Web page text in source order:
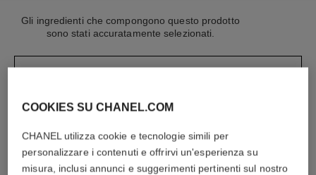
Gli ingredienti che compongono questo prodotto
sono stati accuratamente selezionati.
sono stati progettati con cura.
COOKIES SU CHANEL.COM
CHANEL utilizza cookie e tecnologie simili per
personalizzare i contenuti e offrirvi un'esperienza su
misura, inclusi annunci e suggerimenti pertinenti sul nostro